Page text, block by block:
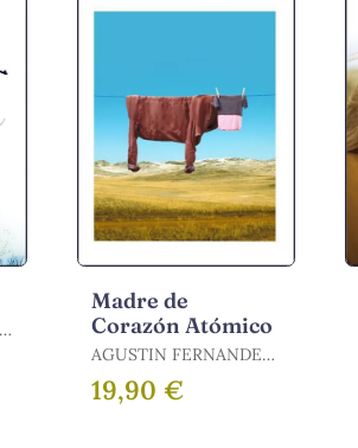
Madre de
Corazón Atómico
AGUSTIN FERNANDEZ
MALLO / FERNÁNDEZ
MALLO, AGUSTÍN
19,90 €